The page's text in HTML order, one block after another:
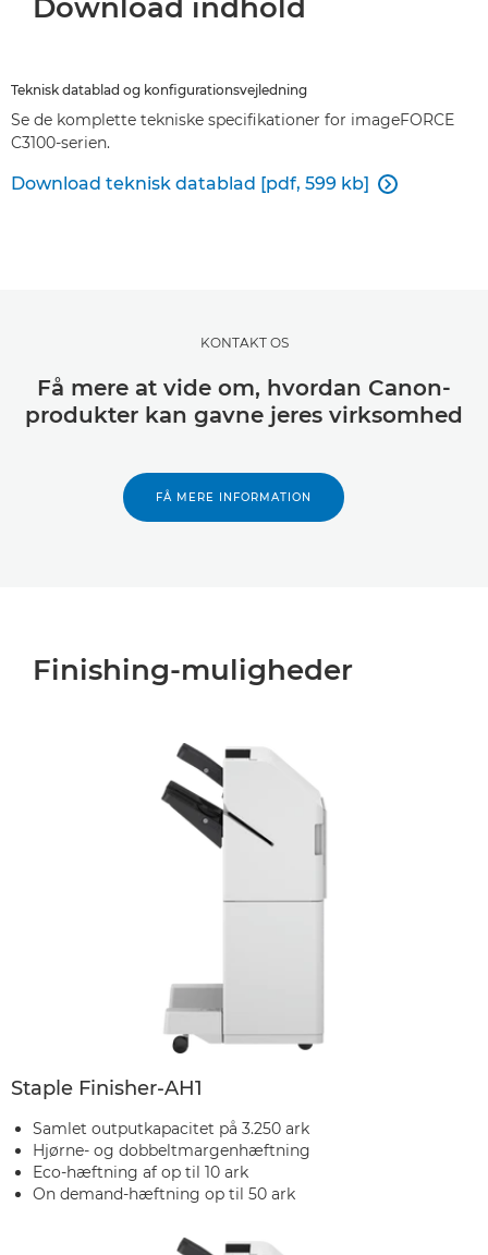
Download indhold
Teknisk datablad og konfigurationsvejledning
Se de komplette tekniske specifikationer for imageFORCE
C3100-serien.
Download teknisk datablad [pdf, 599 kb] 
KONTAKT OS
Få mere at vide om, hvordan Canon-
produkter kan gavne jeres virksomhed
FÅ MERE INFORMATION
Finishing-muligheder
Staple Finisher-AH1
Samlet outputkapacitet på 3.250 ark
Hjørne- og dobbeltmargenhæftning
Eco-hæftning af op til 10 ark
On demand-hæftning op til 50 ark